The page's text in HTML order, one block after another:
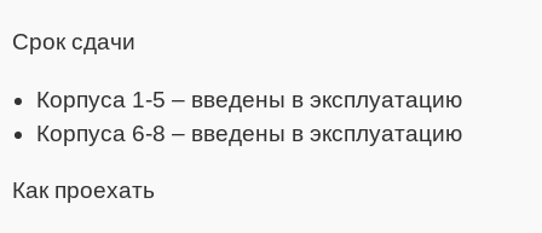
Срок сдачи
Корпуса 1-5 – введены в эксплуатацию
Корпуса 6-8 – введены в эксплуатацию
Как проехать